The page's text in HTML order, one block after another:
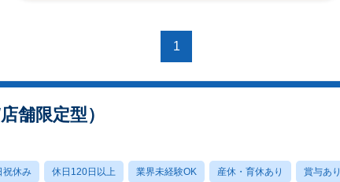
1
舗限定型）
祝休み 休日120日以上 業界未経験OK 産休・育休あり 賞与あり